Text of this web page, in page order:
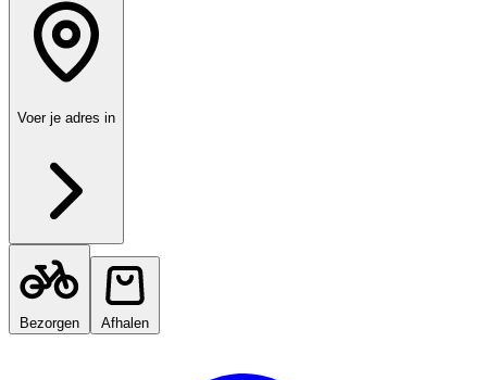
Voer je adres in
Bezorgen Afhalen